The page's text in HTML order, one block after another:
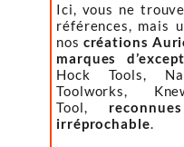
Ici, vous ne
références, mais
nos créations
marques
Hock Tools,
Toolworks,
Tool,
irréprochable.